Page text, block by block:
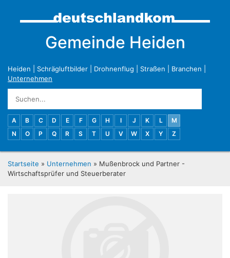
Gemeinde Heiden
Heiden Schrägluftbilder Drohnenflug Straßen Branchen
Unternehmen
A B C D E F G H I J K L
M
N
O P Q R S T U V W X Y Z
Startseite » Unternehmen » Mußenbrock und Partner -
Wirtschaftsprüfer und Steuerberater